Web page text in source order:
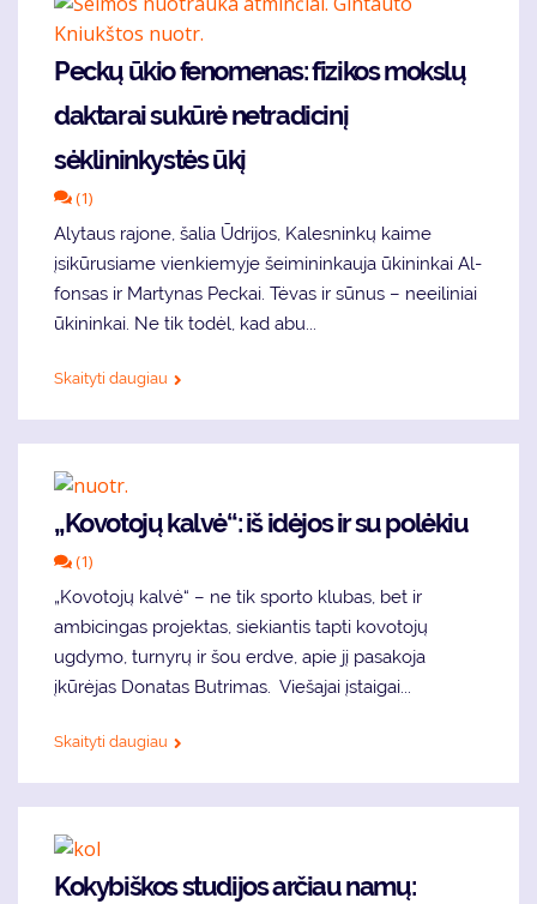
Peckų ūkio fenomenas: fizikos mokslų
daktarai sukūrė netradicinį
sėklininkystės ūkį
(1)
Alytaus rajone, šalia Ūdrijos, Kalesninkų kaime
įsikūrusiame vienkiemyje šeimininkauja ūki­nin­kai Al­
fon­sas ir Mar­ty­nas Peckai. Tėvas ir sūnus – neeiliniai
ūkininkai. Ne tik todėl, kad abu...
Skaityti daugiau
„Kovotojų kalvė“: iš idėjos ir su polėkiu
(1)
„Kovotojų kalvė“ – ne tik sporto klubas, bet ir
ambicingas projektas, siekiantis tapti kovotojų
ugdymo, turnyrų ir šou erdve, apie jį pasakoja
įkūrėjas Donatas Butrimas. Viešajai įstaigai...
Skaityti daugiau
Kokybiškos studijos arčiau namų: